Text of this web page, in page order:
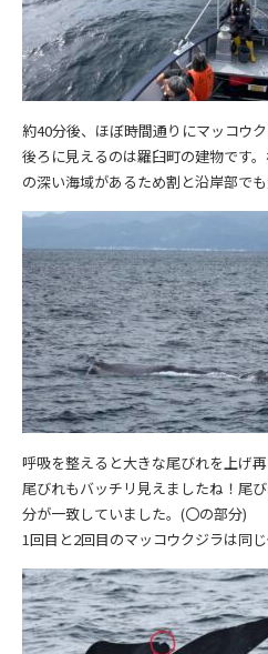
約40分後、ほぼ時間通りにマッコウ
後ろに見えるのは羅臼町の建物です
の深い海域があるため割と沿岸部でも
呼吸を整えると大きな尾びれを上げ再
尾びれもバッチリ見えましたね！尾
分が一致していました。(〇の部分)
1回目と2回目のマッコウクジラは同じ